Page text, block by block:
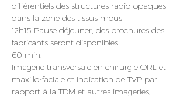
différentiels des structures radio-opaques
dans la zone des tissus mous
12h15 Pause déjeuner, des brochures des
fabricants seront disponibles
60 min.
Imagerie transversale en chirurgie ORL et
maxillo-faciale et indication de TVP par
rapport à la TDM et autres imageries,